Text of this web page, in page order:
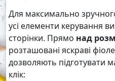
Для максимально
усі елементи керування
сторінки. Прямо над
розташовані яскраві
дозволяють підготувати
клік: